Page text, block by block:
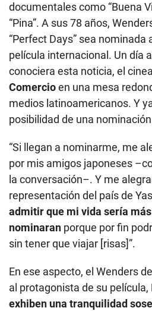
documentales como “Buena
“Pina”. A sus 78 años,
“Perfect Days” sea nominada
película internacional. Un día
conociera esta noticia, el
Comercioen una mesa
medios latinoamericanos. Y
posibilidad de una
“Si llegan a nominarme, me
por mis amigos japoneses
la conversación–. Y me
representación del país de
admitir que mi vida sería
nominaran porque por fin
sin tener que viajar [risas]”.
En ese aspecto, el Wenders
al protagonista de su película,
exhiben una tranquilidad